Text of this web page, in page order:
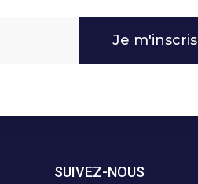
Je m'inscris
SUIVEZ-NOUS